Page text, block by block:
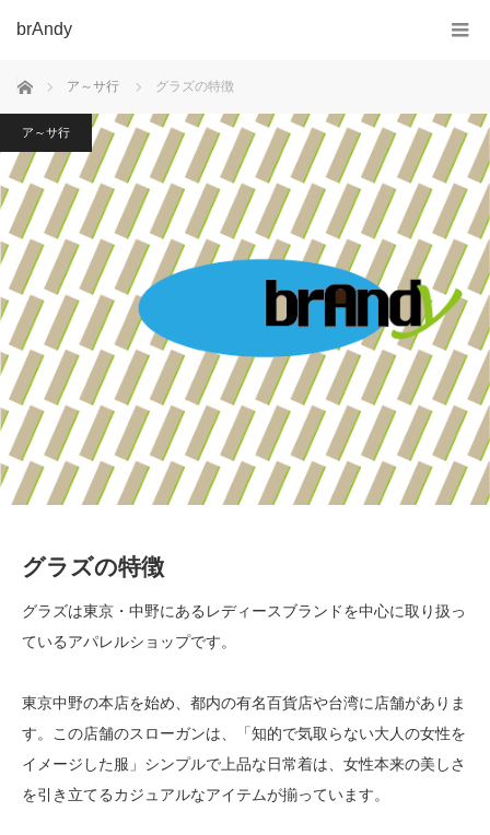
brAndy
ホーム ア～サ行 グラズの特徴
ア～サ行
グラズの特徴
グラズは東京・中野にあるレディースブランドを中心に取り扱っ
ているアパレルショップです。
東京中野の本店を始め、都内の有名百貨店や台湾に店舗がありま
す。この店舗のスローガンは、「知的で気取らない大人の女性を
イメージした服」シンプルで上品な日常着は、女性本来の美しさ
を引き立てるカジュアルなアイテムが揃っています。